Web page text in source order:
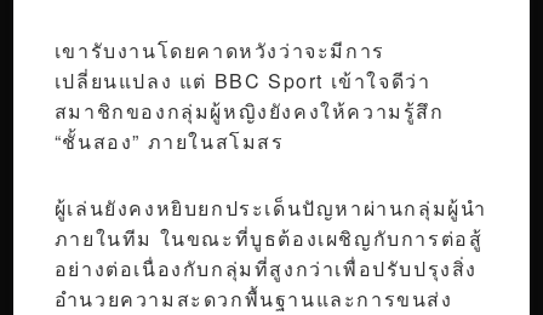
เขารับงานโดยคาดหวังว่าจะมีการ
เปลี่ยนแปลง แต่ BBC Sport เข้าใจดีว่า
สมาชิกของกลุ่มผู้หญิงยังคงให้ความรู้สึก
“ชั้นสอง” ภายในสโมสร
ผู้เล่นยังคงหยิบยกประเด็นปัญหาผ่านกลุ่มผู้นำ
ภายในทีม ในขณะที่บูธต้องเผชิญกับการต่อสู้
อย่างต่อเนื่องกับกลุ่มที่สูงกว่าเพื่อปรับปรุงสิ่ง
อำนวยความสะดวกพื้นฐานและการขนส่ง